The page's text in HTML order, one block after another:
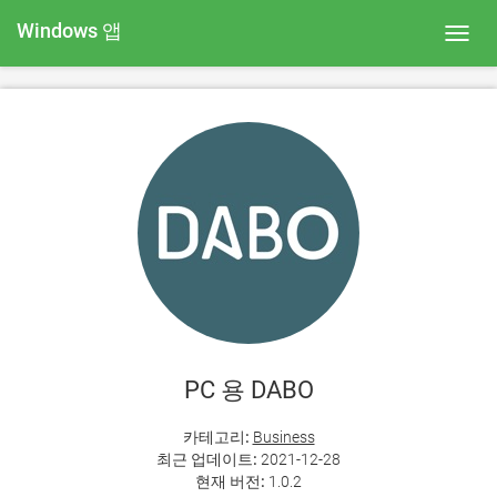
Windows 앱
PC 용 DABO
카테고리: Business
최근 업데이트: 2021-12-28
현재 버전: 1.0.2